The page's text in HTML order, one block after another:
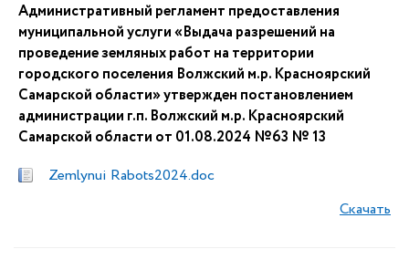
Административный регламент предоставления
муниципальной услуги «Выдача разрешений на
проведение земляных работ на территории
городского поселения Волжский м.р. Красноярский
Самарской области» утвержден постановлением
администрации г.п. Волжский м.р. Красноярский
Самарской области от 01.08.2024 №63 № 13
Zemlynui Rabots2024.doc
Скачать